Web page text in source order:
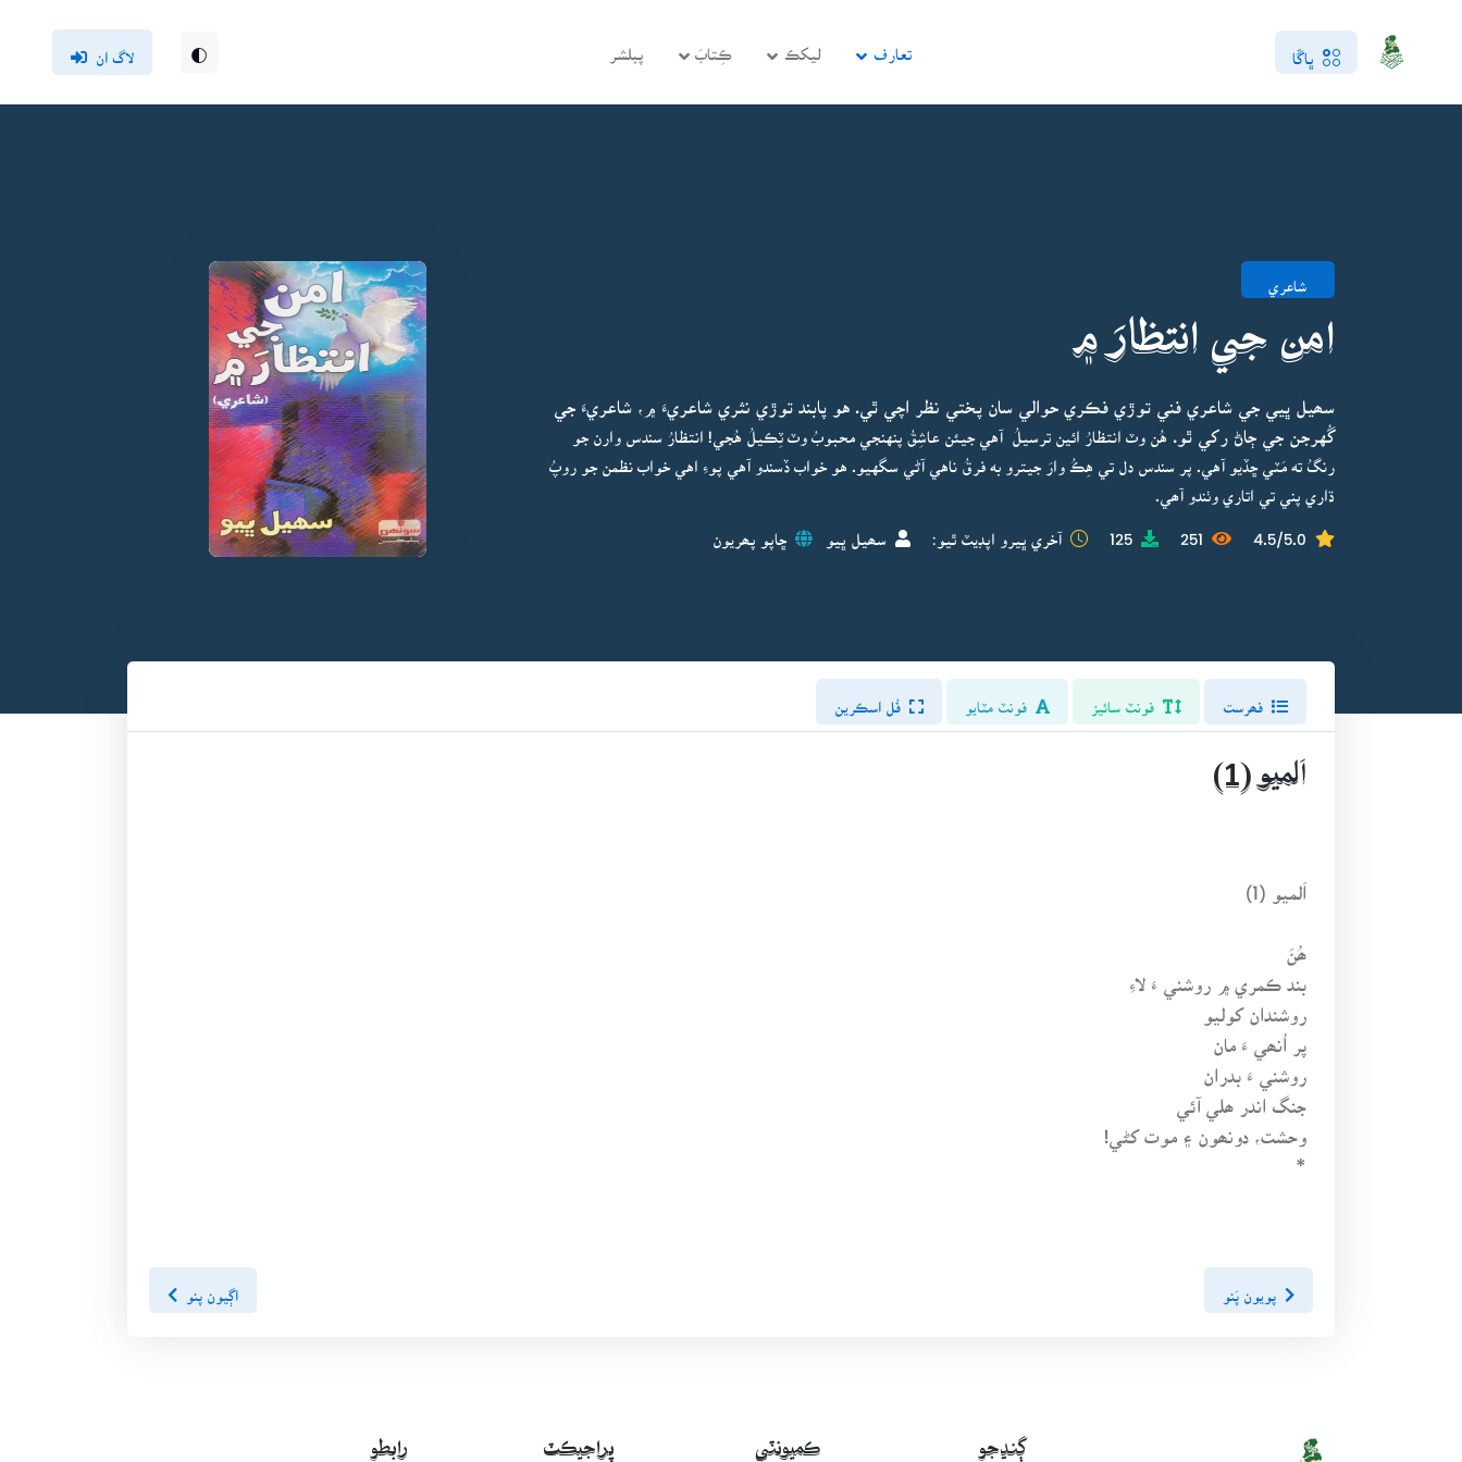
ڀاڱا تعارف ليکڪ ڪِتابَ پبلشر لاگ ان
شاعري
امن جي انتظارَ ۾
سھيل ڀيي جي شاعري فني توڙي فڪري حوالي سان پختي نظر اچي ٿي. هو پابند توڙي نثري شاعريءَ ۾، شاعريءَ جي
گُهرجن جي ڄاڻ رکي ٿو. هُن وٽ انتظارُ ائين ترسيلُ آهي جيئن عاشِقُ پنهنجي محبوبُ وٽ ٽِڪيلُ هُجي! انتظارُ سندس وارن جو
رنگُ ته مَٽي ڇڏيو آهي. پر سندس دل تي هِڪُ وارَ جيترو به فرقُ ناهي آڻي سگهيو. هو خواب ڏسندو آهي پوءِ اهي خواب نظمن جو روپُ
ڌاري پني تي اتاري وٺندو آھي.
4.5/5.0
251
125 آخري ڀيرو اپڊيٽ ٿيو: سھيل ڀيو ڇاپو پھريون
فُل اسڪرين
اَلميو (1)
اَلميو (1)
ھُنَ
بند ڪمري ۾ روشني ءَ لاءِ
روشندان کوليو
پر اُنھي ءَ مان
روشني ءَ بدران
جنگ اندر ھلي آئي
وحشت، دونھون ۽ موت کڻي!
*
پويون پَنو اڳيون پنو
ڳنڍجو ڪميونٽي پراجيڪٽ رابطو